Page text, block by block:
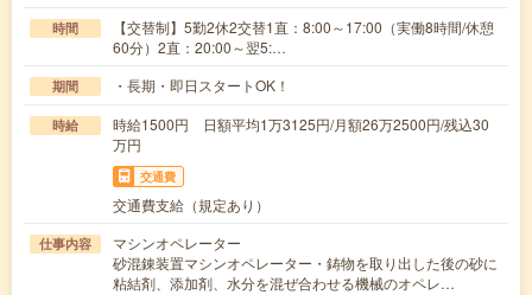
時間
【交替制】5勤2休2交替1直：8:00～17:00（実働8時間/休憩
60分）2直：20:00～翌5:…
期間 ・長期・即日スタートOK！
時給
時給1500円 日額平均1万3125円/月額26万2500円/残込30
万円
交通費
交通費支給（規定あり）
仕事内容
マシンオペレーター
砂混錬装置マシンオペレーター・鋳物を取り出した後の砂に
粘結剤、添加剤、水分を混ぜ合わせる機械のオペレ…